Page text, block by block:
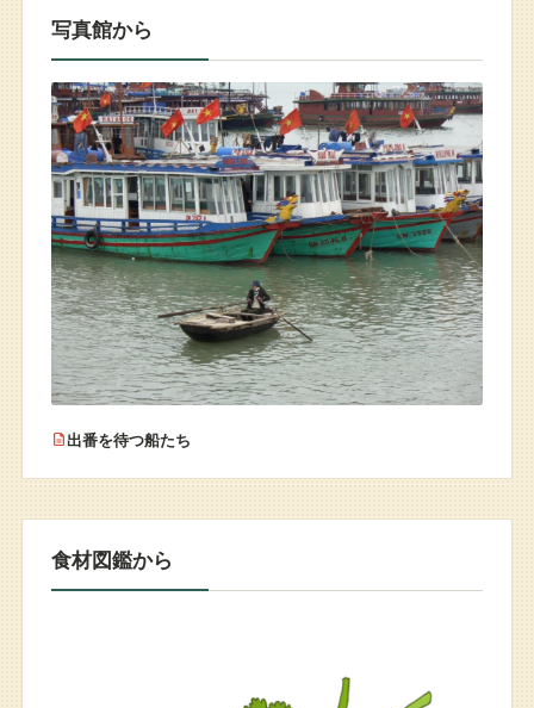
写真館から
出番を待つ船たち
食材図鑑から